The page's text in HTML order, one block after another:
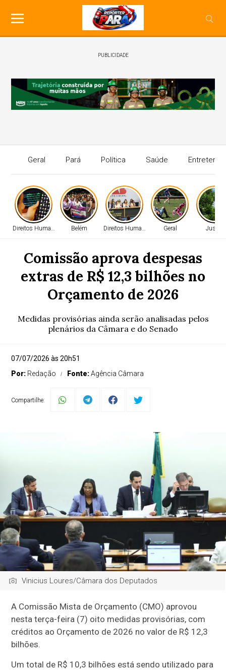
PUBLICIDADE
Geral Pará Política Saúde
Direitos Humanos Belém Direitos Humanos Geral Justiça
Comissão aprova despesas
extras de R$ 12,3 bilhões no
Orçamento de 2026
Medidas provisórias ainda serão analisadas pelos
plenários da Câmara e do Senado
07/07/2026 às 20h51
Por: Redação Fonte:Agência Câmara
Compartilhe:
Vinicius Loures/Câmara dos Deputados
A Comissão Mista de Orçamento (CMO) aprovou
nesta terça-feira (7) oito medidas provisórias, com
créditos ao Orçamento de 2026 no valor de R$ 12,3
bilhões.
Um total de R$ 10,3 bilhões está sendo utilizado para